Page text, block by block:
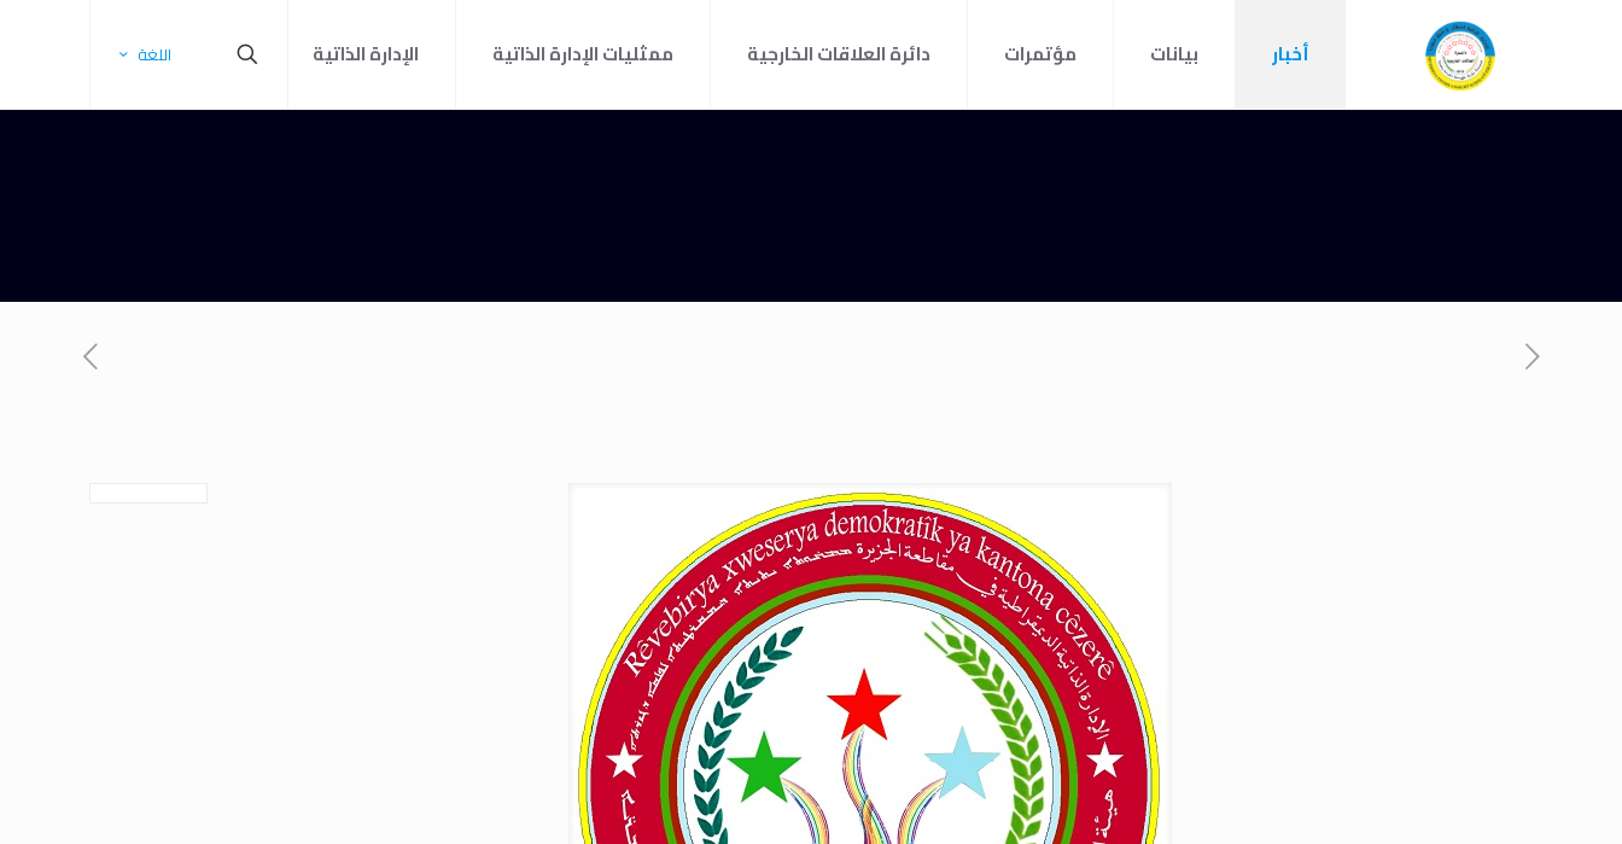
أخبار بيانات مؤتمرات دائرة العلاقات الخارجية ممثليات الإدارة الذاتية الإدارة الذاتية اللغة